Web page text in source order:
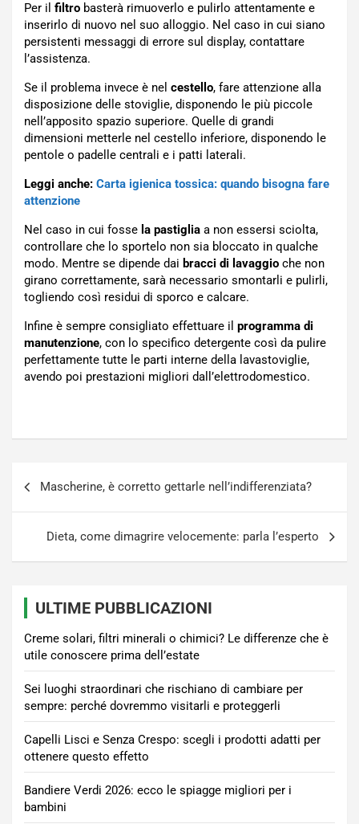
Per il filtro basterà rimuoverlo e pulirlo attentamente e
inserirlo di nuovo nel suo alloggio. Nel caso in cui siano
persistenti messaggi di errore sul display, contattare
l’assistenza.
Se il problema invece è nel cestello, fare attenzione alla
disposizione delle stoviglie, disponendo le più piccole
nell’apposito spazio superiore. Quelle di grandi
dimensioni metterle nel cestello inferiore, disponendo le
pentole o padelle centrali e i patti laterali.
Leggi anche: Carta igienica tossica: quando bisogna fare
attenzione
Nel caso in cui fosse la pastiglia a non essersi sciolta,
controllare che lo sportelo non sia bloccato in qualche
modo. Mentre se dipende dai bracci di lavaggio che non
girano correttamente, sarà necessario smontarli e pulirli,
togliendo così residui di sporco e calcare.
Infine è sempre consigliato effettuare il programma di
manutenzione, con lo specifico detergente così da pulire
perfettamente tutte le parti interne della lavastoviglie,
avendo poi prestazioni migliori dall’elettrodomestico.
Mascherine, è corretto gettarle nell’indifferenziata?
Dieta, come dimagrire velocemente: parla l’esperto
ULTIME PUBBLICAZIONI
Creme solari, filtri minerali o chimici? Le differenze che è
utile conoscere prima dell’estate
Sei luoghi straordinari che rischiano di cambiare per
sempre: perché dovremmo visitarli e proteggerli
Capelli Lisci e Senza Crespo: scegli i prodotti adatti per
ottenere questo effetto
Bandiere Verdi 2026: ecco le spiagge migliori per i
bambini